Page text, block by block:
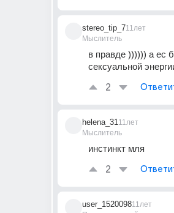
stereo_tip_7
Мыслитель
11лет
в правде )))))) а ес
сексуальной
2
helena_31
Мыслитель
11лет
инстинкт мля
2
user_152009811лет